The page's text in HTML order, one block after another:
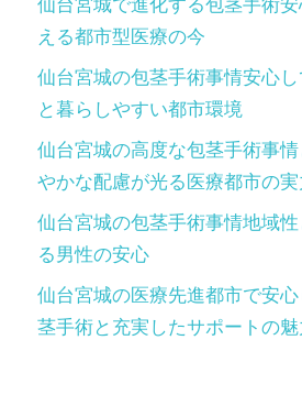
える都市型医療の今
仙台宮城の包茎手術事情安心
と暮らしやすい都市環境
仙台宮城の高度な包茎手術事
やかな配慮が光る医療都市の実
仙台宮城の包茎手術事情地域
る男性の安心
仙台宮城の医療先進都市で安
茎手術と充実したサポートの魅